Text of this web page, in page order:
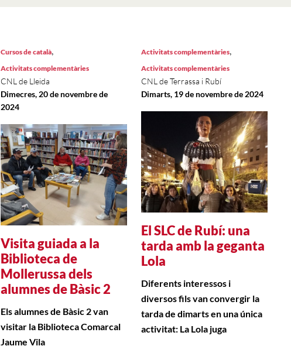
Visita guiada a la
Biblioteca de
Mollerussa dels
alumnes de Bàsic 2
Cursos de català,
Activitats complementàries
CNL de Lleida
Dimecres, 20 de novembre de
2024
Els alumnes de Bàsic 2 van
visitar la Biblioteca Comarcal
Jaume Vila
El SLC de Rubí: una
tarda amb la geganta
Lola
Activitats complementàries,
Activitats complementàries
CNL de Terrassa i Rubí
Dimarts, 19 de novembre de 2024
Diferents interessos i
diversos fils van convergir la
tarda de dimarts en una única
activitat: La Lola juga